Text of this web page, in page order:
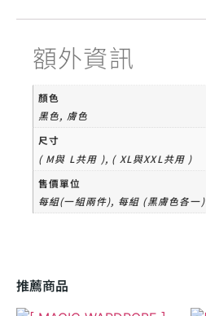
額外資訊
顏色
黑色, 膚色
尺寸
( M與 L共用 ), ( XL與XXL共用 )
售價單位
每組(一組兩件), 每組 (黑膚色各一)
推薦商品